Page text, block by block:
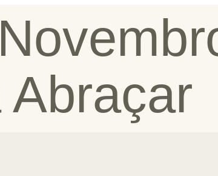
Abraçar